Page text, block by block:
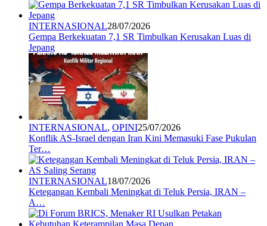
INTERNASIONAL28/07/2026
Gempa Berkekuatan 7,1 SR Timbulkan Kerusakan Luas di
Jepang
INTERNASIONAL, OPINI25/07/2026
Konflik AS-Israel dengan Iran Kini Memasuki Fase Pukulan
Ter…
INTERNASIONAL18/07/2026
Ketegangan Kembali Meningkat di Teluk Persia, IRAN –
A…